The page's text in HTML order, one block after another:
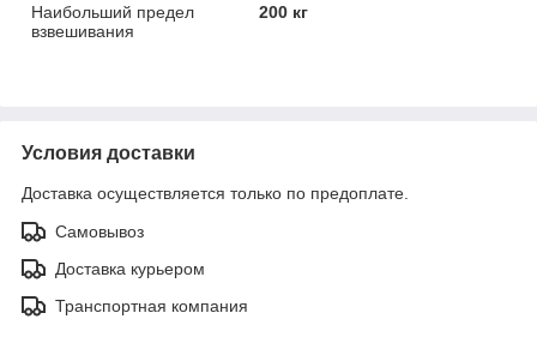
Наибольший предел
взвешивания
200 кг
Условия доставки
Доставка осуществляется только по предоплате.
Самовывоз
Доставка курьером
Транспортная компания